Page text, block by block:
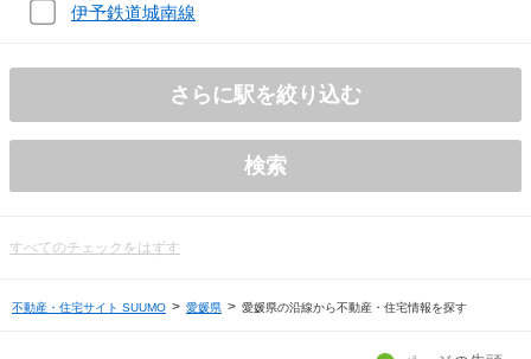
伊予鉄道城南線
さらに駅を絞り込む
検索
すべてのチェックをはずす
不動産・住宅サイト SUUMO 愛媛県 愛媛県の沿線から不動産・住宅情報を探す